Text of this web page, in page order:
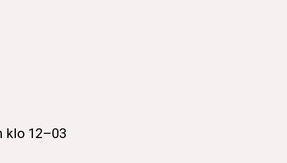
klo 12–03